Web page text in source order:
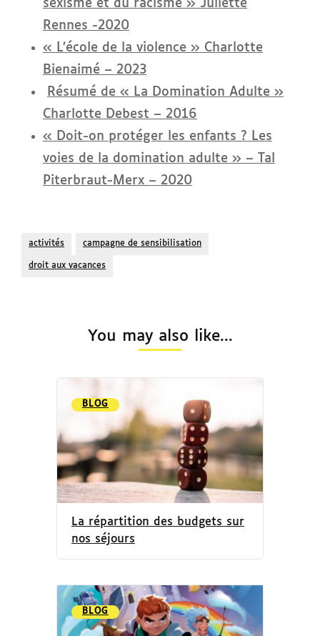
sexisme et du racisme » Juliette
Rennes -2020
« L’école de la violence » Charlotte
Bienaimé – 2023
Résumé de « La Domination Adulte »
Charlotte Debest – 2016
« Doit-on protéger les enfants ? Les
voies de la domination adulte » – Tal
Piterbraut-Merx – 2020
activités campagne de sensibilisation
droit aux vacances
You may also like...
BLOG
La répartition des budgets sur
nos séjours
BLOG